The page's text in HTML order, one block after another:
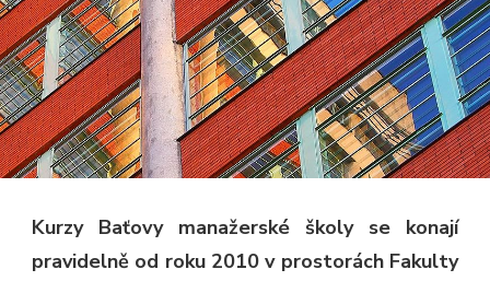
Kurzy Baťovy manažerské školy se konají
pravidelně od roku 2010 v prostorách Fakulty